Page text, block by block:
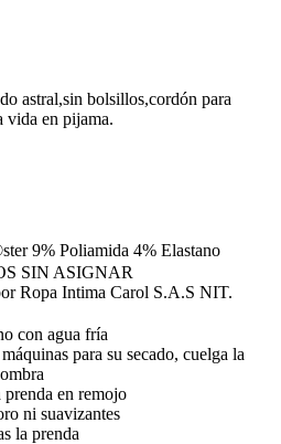
astral,sin bolsillos,cordón para
vida en pijama.
9% Poliamida 4% Elastano
SIN ASIGNAR
Ropa Intima Carol S.A.S NIT.
con agua fría
para su secado, cuelga la
en remojo
ni suavizantes
la prenda